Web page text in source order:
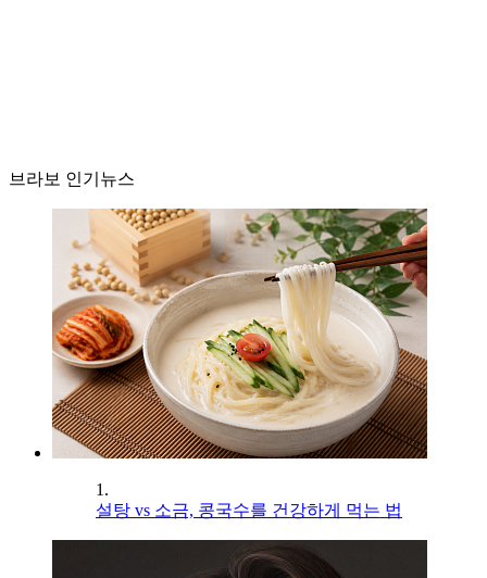
브라보 인기뉴스
1.
설탕 vs 소금, 콩국수를 건강하게 먹는 법